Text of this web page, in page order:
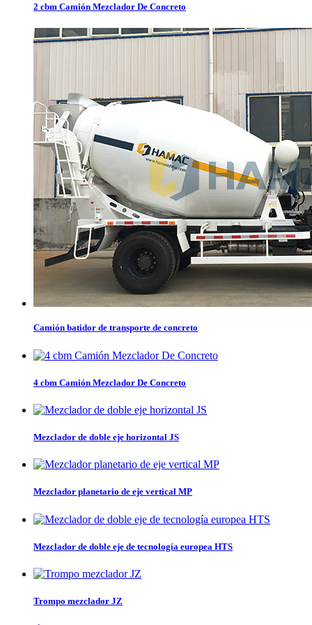
2 cbm Camión Mezclador De Concreto
Camión batidor de transporte de concreto
4 cbm Camión Mezclador De Concreto
Mezclador de doble eje horizontal JS
Mezclador planetario de eje vertical MP
Mezclador de doble eje de tecnología europea HTS
Trompo mezclador JZ